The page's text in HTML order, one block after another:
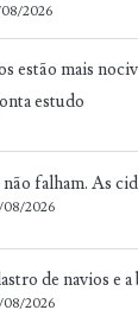
2026
estão mais
estudo
falham. As
08/2026
de navios e
08/2026